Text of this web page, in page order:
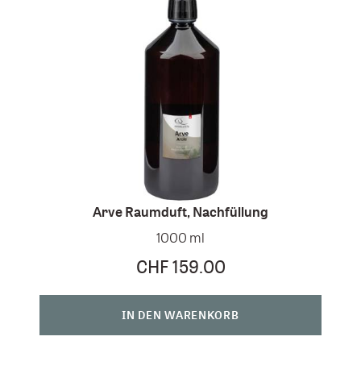
Arve Raumduft, Nachfüllung
1000 ml
CHF 159.00
IN DEN WARENKORB